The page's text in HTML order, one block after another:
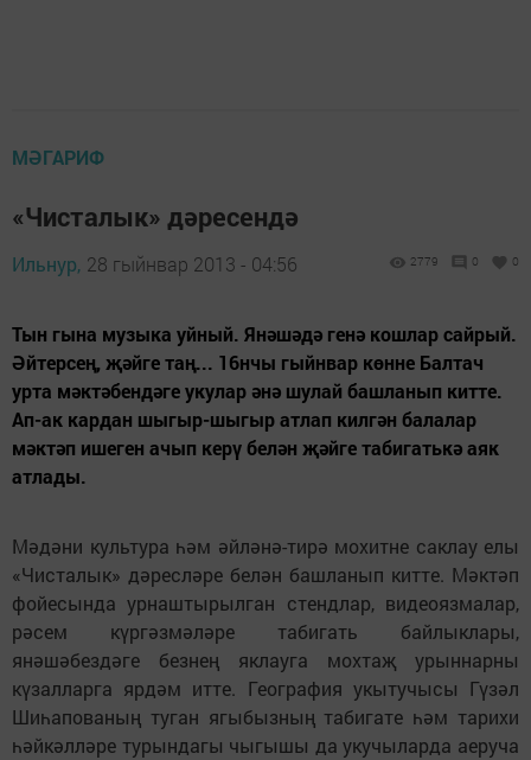
МӘГАРИФ
«Чисталык» дәресендә
Ильнур, 28 гыйнвар 2013 - 04:56 2779 0 0
Тын гына музыка уйный. Янәшәдә генә кошлар сайрый.
Әйтерсең, җәйге таң... 16нчы гыйнвар көнне Балтач
урта мәктәбендәге укулар әнә шулай башланып китте.
Ап-ак кардан шыгыр-шыгыр атлап килгән балалар
мәктәп ишеген ачып керү белән җәйге табигатькә аяк
атлады.
Мәдәни культура һәм әйләнә-тирә мохитне саклау елы
«Чисталык» дәресләре белән башланып китте. Мәктәп
фойесында урнаштырылган стендлар, видеоязмалар,
рәсем күргәзмәләре табигать байлыклары,
янәшәбездәге безнең яклауга мохтаҗ урыннарны
күзалларга ярдәм итте. География укытучысы Гүзәл
Шиһапованың туган ягыбызның табигате һәм тарихи
һәйкәлләре турындагы чыгышы да укучыларда аеруча